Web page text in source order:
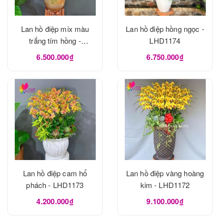
Lan hồ điệp mix màu
trắng tím hồng -
LHD1175
6.500.000₫
Lan hồ điệp hồng ngọc -
LHD1174
6.750.000₫
Lan hồ điệp cam hổ
phách - LHD1173
4.200.000₫
Lan hồ điệp vàng hoàng
kim - LHD1172
9.100.000₫